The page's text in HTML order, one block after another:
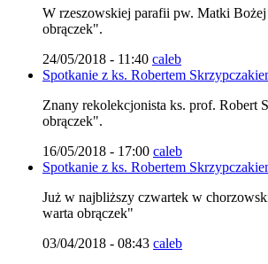
W rzeszowskiej parafii pw. Matki Bożej
obrączek".
24/05/2018 - 11:40 caleb
Spotkanie z ks. Robertem
Znany rekolekcjonista ks. prof. Robert
obrączek".
16/05/2018 - 17:00 caleb
Spotkanie z ks. Robertem
Już w najbliższy czwartek w
warta obrączek"
03/04/2018 - 08:43 caleb